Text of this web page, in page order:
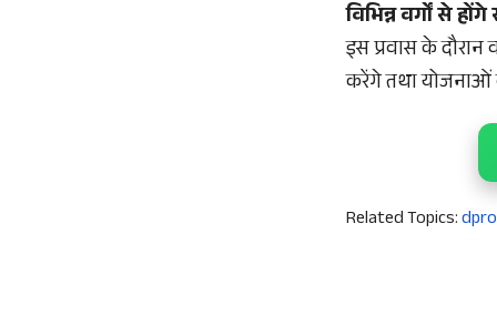
विभिन्न वर्गों से
इस प्रवास के
करेंगे तथा योजनाओं
Related Topics:dpro